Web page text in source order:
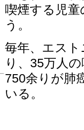
喫煙する児
う。
毎年、エス
り、35万人
750余りが肺
いる。